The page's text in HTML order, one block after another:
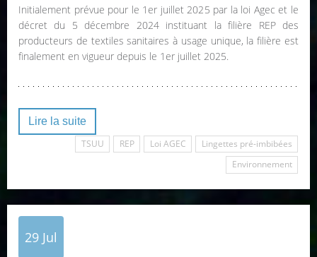
Initialement prévue pour le 1er juillet 2025 par la loi Agec et le
décret du 5 décembre 2024 instituant la filière REP des
producteurs de textiles sanitaires à usage unique, la filière est
finalement en vigueur depuis le 1er juillet 2025.
Lire la suite
TSUU
REP Loi AGEC
Lingettes pré-imbibées
Environnement
29 Jul